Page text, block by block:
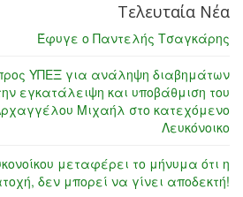
Τελευταία Νέα
Έφυγε ο Παντελής Τσαγκάρης
ΥΠΕΞ για ανάληψη διαβημάτων
εγκατάλειψη και υποβάθμιση του
Μιχαήλ στο κατεχόμενο
Λευκόνοικο
μεταφέρει το μήνυμα ότι η
δεν μπορεί να γίνει αποδεκτή!